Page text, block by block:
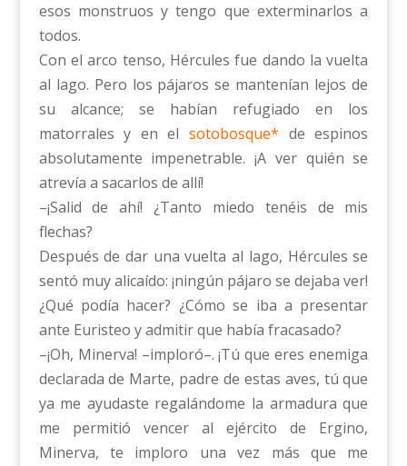
esos monstruos y tengo que exterminarlos a
todos.
Con el arco tenso, Hércules fue dando la vuelta
al lago. Pero los pájaros se mantenían lejos de
su alcance; se habían refugiado en los
matorrales y en elsotobosque* de espinos
absolutamente impenetrable. ¡A ver quién se
atrevía a sacarlos de allí!
–¡Salid de ahí! ¿Tanto miedo tenéis de mis
flechas?
Después de dar una vuelta al lago, Hércules se
sentó muy alicaído: ¡ningún pájaro se dejaba ver!
¿Qué podía hacer? ¿Cómo se iba a presentar
ante Euristeo y admitir que había fracasado?
–¡Oh, Minerva! –imploró–. ¡Tú que eres enemiga
declarada de Marte, padre de estas aves, tú que
ya me ayudaste regalándome la armadura que
me permitió vencer al ejército de Ergino,
Minerva, te imploro una vez más que me